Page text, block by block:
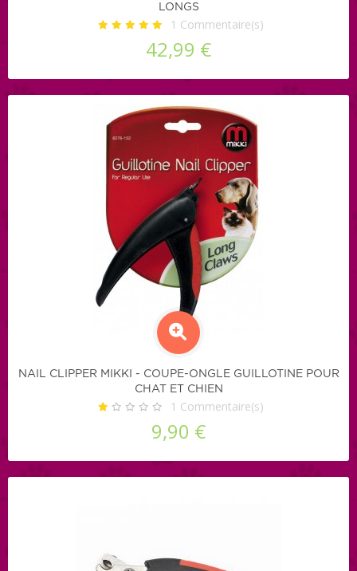
LONGS
1 Commentaire(s)
42,99 €
NAIL CLIPPER MIKKI - COUPE-ONGLE GUILLOTINE POUR
CHAT ET CHIEN
1 Commentaire(s)
9,90 €